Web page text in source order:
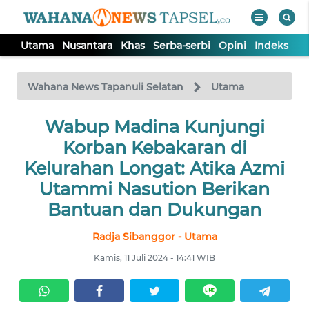
Utama Nusantara Khas Serba-serbi Opini Indeks
Wahana News Tapanuli Selatan Utama
Wabup Madina Kunjungi
Korban Kebakaran di
Kelurahan Longat: Atika Azmi
Utammi Nasution Berikan
Bantuan dan Dukungan
Radja Sibanggor - Utama
Kamis, 11 Juli 2024 - 14:41 WIB
TV
Tutup
UTAMA
NUSANTARA
OPINI